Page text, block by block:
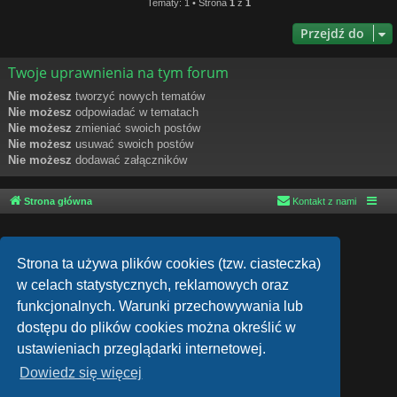
Strona ta używa plików cookies (tzw. ciasteczka)
w celach statystycznych, reklamowych oraz
funkcjonalnych. Warunki przechowywania lub
dostępu do plików cookies można określić w
ustawieniach przeglądarki internetowej.
Dowiedz się więcej
Tematy: 1 • Strona 1 z 1
Przejdź do
Twoje uprawnienia na tym forum
Nie możesz tworzyć nowych tematów
Nie możesz odpowiadać w tematach
Nie możesz zmieniać swoich postów
Nie możesz usuwać swoich postów
Nie możesz dodawać załączników
Strona główna Kontakt z nami
Technologię dostarcza
Style autor:Arty- phpBB 3.3 autor: MrGaby
Polski pakiet językowy dostarcza